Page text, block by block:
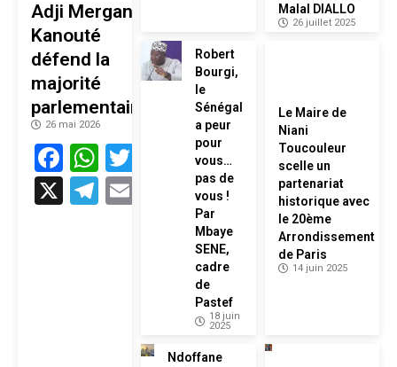
Adji Mergane
Kanouté
défend la
majorité
parlementaire
26 mai 2026
Facebook
WhatsApp
Twitter
X
Telegram
Email
Malal DIALLO
26 juillet 2025
Robert
Bourgi,
le
Sénégal
a peur
pour
vous…
pas de
vous !
Par
Mbaye
SENE,
cadre
de
Pastef
18 juin
2025
Le Maire de
Niani
Toucouleur
scelle un
partenariat
historique avec
le 20ème
Arrondissement
de Paris
14 juin 2025
Ndoffane